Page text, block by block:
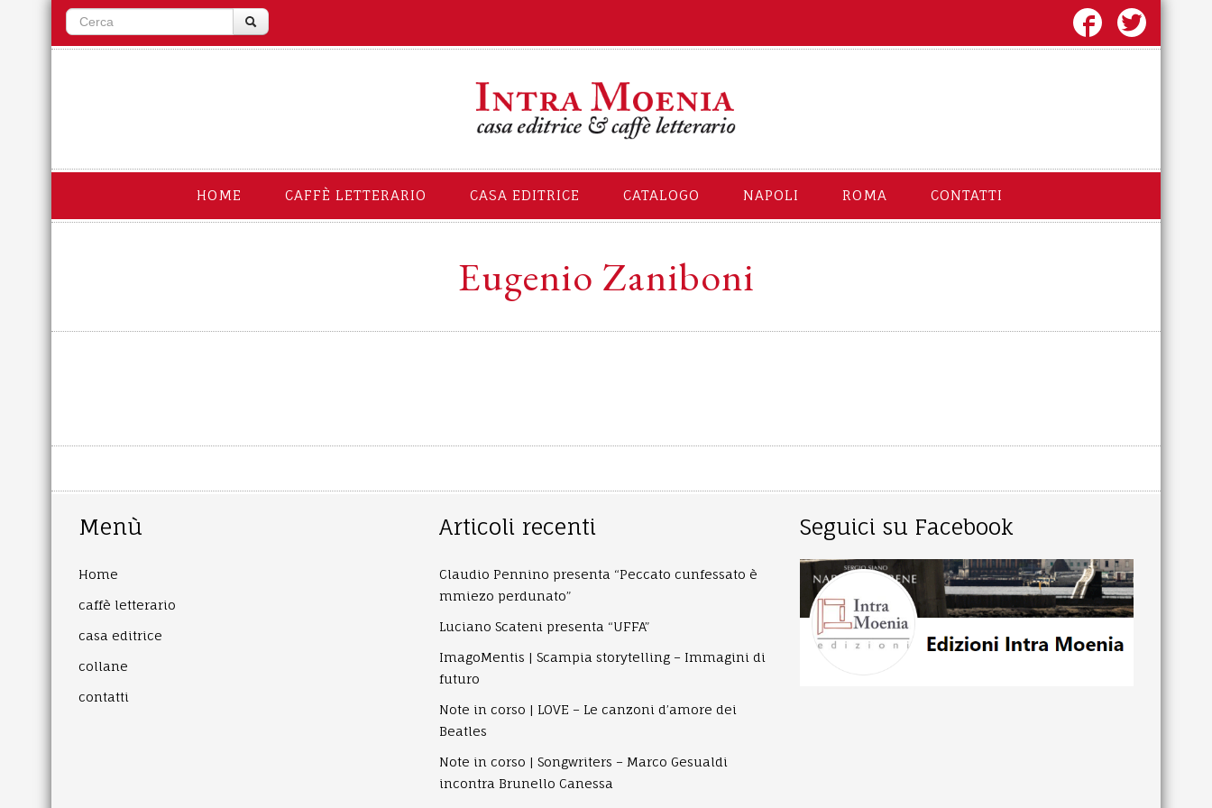
HOME CAFFÈ LETTERARIO CASA EDITRICE CATALOGO NAPOLI ROMA CONTATTI
Eugenio Zaniboni
Menù
Home
caffè letterario
casa editrice
collane
contatti
Articoli recenti
Claudio Pennino presenta “Peccato cunfessato è
mmiezo perdunato”
Luciano Scateni presenta “UFFA”
ImagoMentis | Scampia storytelling – Immagini di
futuro
Note in corso | LOVE – Le canzoni d’amore dei
Beatles
Note in corso | Songwriters – Marco Gesualdi
incontra Brunello Canessa
Seguici su Facebook